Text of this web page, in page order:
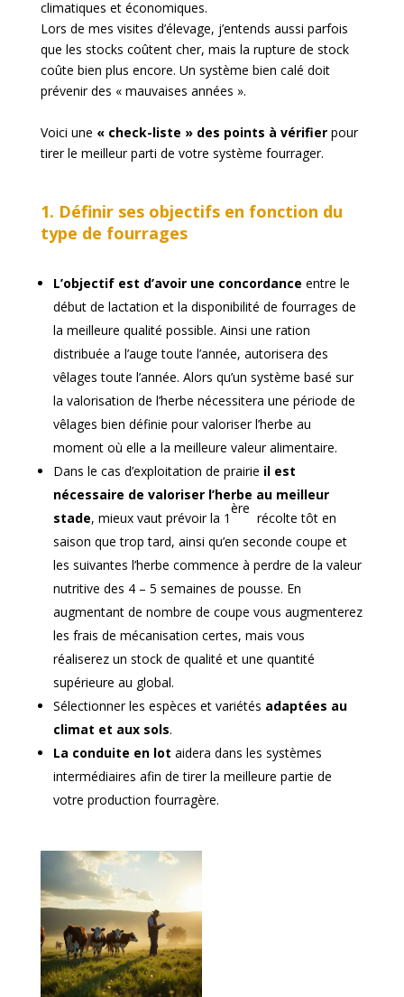
climatiques et économiques.
Lors de mes visites d’élevage, j’entends aussi parfois
que les stocks coûtent cher, mais la rupture de stock
coûte bien plus encore. Un système bien calé doit
prévenir des « mauvaises années ».
Voici une « check-liste » des points à vérifierpour
tirer le meilleur parti de votre système fourrager.
1. Définir ses objectifs en fonction du
type de fourrages
L’objectif est d’avoir une concordance entre le
début de lactation et la disponibilité de fourrages de
la meilleure qualité possible. Ainsi une ration
distribuée a l’auge toute l’année, autorisera des
vêlages toute l’année. Alors qu’un système basé sur
la valorisation de l’herbe nécessitera une période de
vêlages bien définie pour valoriser l’herbe au
moment où elle a la meilleure valeur alimentaire.
Dans le cas d’exploitation de prairie il est
nécessaire de valoriser l’herbe au meilleur
stade, mieux vaut prévoir la 1
ère
récolte tôt en
saison que trop tard, ainsi qu’en seconde coupe et
les suivantes l’herbe commence à perdre de la valeur
nutritive des 4 – 5 semaines de pousse. En
augmentant de nombre de coupe vous augmenterez
les frais de mécanisation certes, mais vous
réaliserez un stock de qualité et une quantité
supérieure au global.
Sélectionner les espèces et variétés adaptées au
climat et aux sols.
La conduite en lot aidera dans les systèmes
intermédiaires afin de tirer la meilleure partie de
votre production fourragère.